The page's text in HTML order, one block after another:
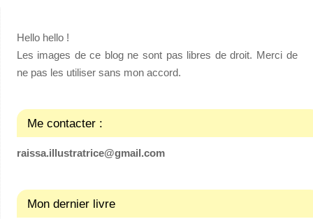
Hello hello !
Les images de ce blog ne sont pas libres de droit. Merci de
ne pas les utiliser sans mon accord.
Me contacter :
raissa.illustratrice@gmail.com
Mon dernier livre